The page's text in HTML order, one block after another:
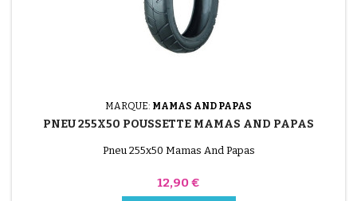
MARQUE: MAMAS AND PAPAS
PNEU 255X50 POUSSETTE MAMAS AND PAPAS
Pneu 255x50 Mamas And Papas
Prix
12,90 €